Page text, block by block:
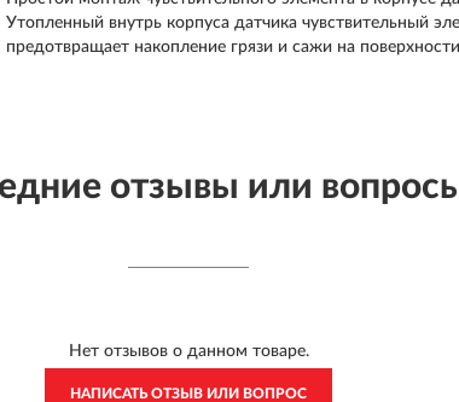
Утопленный внутрь корпуса датчика чувствительный
предотвращает накопление грязи и сажи на
отзывы или
Нет отзывов о данном товаре.
НАПИСАТЬ ОТЗЫВ ИЛИ ВОПРОС